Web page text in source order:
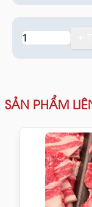
SẢN PHẨM